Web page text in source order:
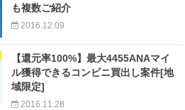
も複数ご紹介
2016.12.09
【還元率100%】最大4455ANAマイ
ル獲得できるコンビニ買出し案件[地
域限定]
2016.11.28